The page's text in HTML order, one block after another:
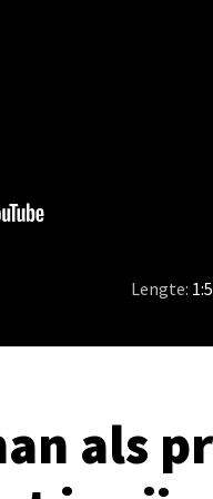
Lengte:
als